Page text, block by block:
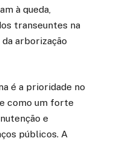
à queda,
transeuntes na
da arborização
é a prioridade no
como um forte
e
públicos. A